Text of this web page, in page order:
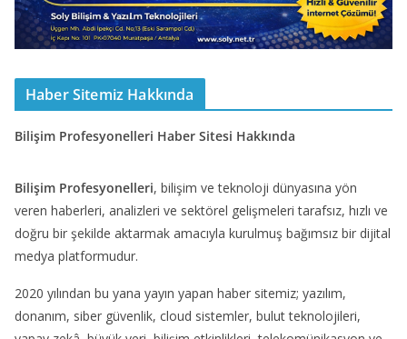
Haber Sitemiz Hakkında
Bilişim Profesyonelleri Haber Sitesi Hakkında
Bilişim Profesyonelleri, bilişim ve teknoloji dünyasına yön
veren haberleri, analizleri ve sektörel gelişmeleri tarafsız, hızlı ve
doğru bir şekilde aktarmak amacıyla kurulmuş bağımsız bir dijital
medya platformudur.
2020 yılından bu yana yayın yapan haber sitemiz; yazılım,
donanım, siber güvenlik, cloud sistemler, bulut teknolojileri,